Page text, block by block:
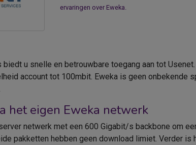
ervaringen over Eweka.
biedt u snelle en betrouwbare toegang aan tot
account tot 100mbit. Eweka is geen
het eigen Eweka netwerk
netwerk met een 600 Gigabit/s backbone om
pakketten hebben geen download limiet. Verder